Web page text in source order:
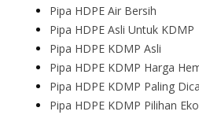
Pipa HDPE Air Bersih
Pipa HDPE Asli Untuk KDMP
Pipa HDPE KDMP Asli
Pipa HDPE KDMP Harga
Pipa HDPE KDMP Paling
Pipa HDPE KDMP Pilihan